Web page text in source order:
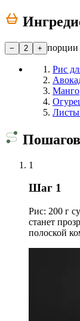
− 2 + порции
Рис
Манго
1
Шаг 1
Рис: 200 г
станет
полоской